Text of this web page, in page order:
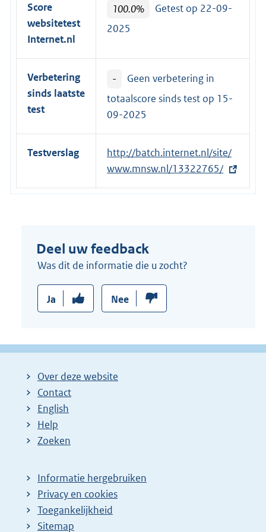
Score
websitetest
Internet.nl
100.0%
Getest op 22-09-
2025
Verbetering
sinds laatste
test
-
Geen verbetering in
totaalscore sinds test op 15-
09-2025
Testverslag
E
x
t
e
l
n
k
http://batch.internet.nl/site/
www.mnsw.nl/13322765/
Deel uw feedback
Was dit de informatie die u zocht?
Ja Nee
Over deze website
Contact
English
Help
Zoeken
Informatie hergebruiken
Privacy en cookies
Toegankelijkheid
Sitemap